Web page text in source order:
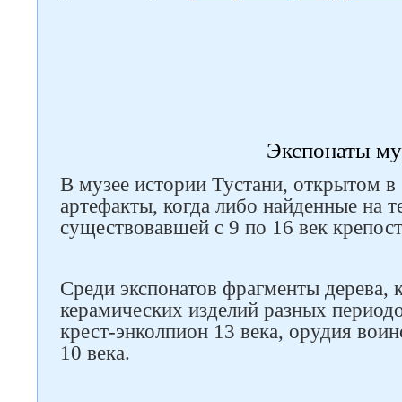
Экспонаты
В музее истории Тустани, открытом в
артефакты, когда либо найденные на
существовавшей с 9 по 16 век
Среди экспонатов фрагменты дерева,
керамических изделий разных
крест-энколпион 13 века, орудия
10 века.